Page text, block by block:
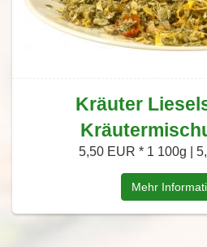
Kräuter
5,50 EUR * 1 100g |
Mehr